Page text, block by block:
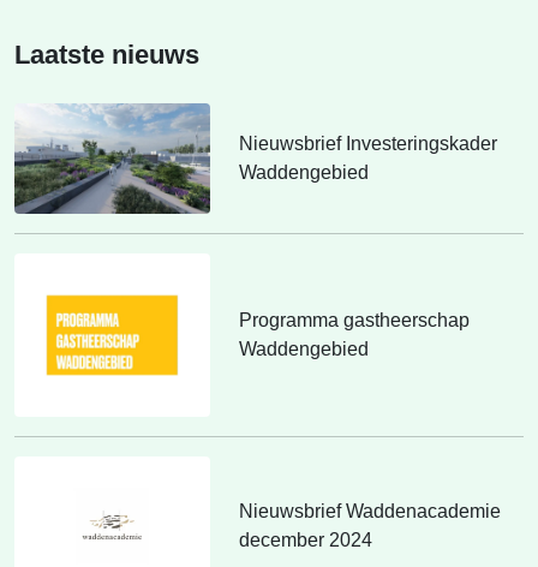
Laatste nieuws
Nieuwsbrief Investeringskader
Waddengebied
Programma gastheerschap
Waddengebied
Nieuwsbrief Waddenacademie
december 2024